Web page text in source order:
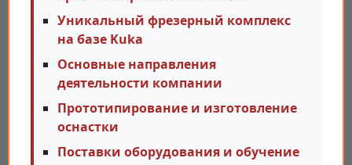
Уникальный фрезерный комплекс
на базе Kuka
Основные направления
деятельности компании
Прототипирование и изготовление
оснастки
Поставки оборудования и обучение